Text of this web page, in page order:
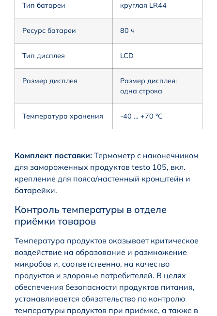
Тип батареи круглая LR44
Ресурс батареи 80 ч
Тип дисплея LCD
Размер дисплея
Размер дисплея:
одна строка
Температура хранения -40 … +70 °C
Комплект поставки: Термометр с наконечником
для замороженных продуктов testo 105, вкл.
крепление для пояса/настенный кронштейн и
батарейки.
Контроль температуры в отделе
приёмки товаров
Температура продуктов оказывает критическое
воздействие на образование и размножение
микробов и, соответственно, на качество
продуктов и здоровье потребителей. В целях
обеспечения безопасности продуктов питания,
устанавливается обязательство по контролю
температуры продуктов при приёмке, а также в